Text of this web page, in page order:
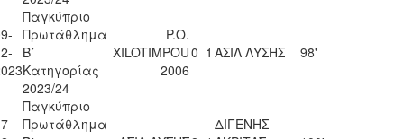
Παγκύπριο
Πρωτάθλημα
Β΄
Κατηγορίας
2023/24
P.O.
XILOTIMPOU
2006
0 1 ΑΣΙΛ ΛΥΣΗΣ 98'
Παγκύπριο
Πρωτάθλημα
ΔΙΓΕΝΗΣ